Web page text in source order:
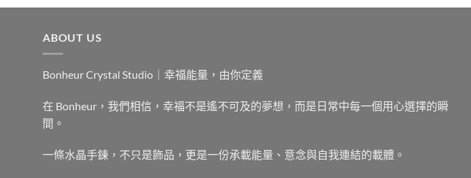
ABOUT US
Bonheur Crystal Studio｜幸福能量，由你定義
在 Bonheur，我們相信，幸福不是遙不可及的夢想，而是日常中每一個用心選擇的瞬
間。
一條水晶手鍊，不只是飾品，更是一份承載能量、意念與自我連結的載體。